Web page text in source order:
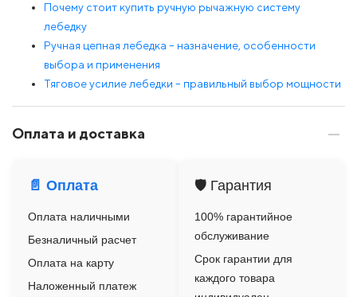
Почему стоит купить ручную рычажную систему
лебедку
Ручная цепная лебедка – назначение, особенности
выбора и применения
Тяговое усилие лебедки – правильный выбор мощности
Оплата и доставка
📄 Оплата
Оплата наличными
Безналичный расчет
Оплата на карту
Наложенный платеж
🛡️ Гарантия
100% гарантийное
обслуживание
Срок гарантии для
каждого товара